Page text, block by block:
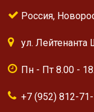
Россия,
ул.
Пн - Пт 8.00 -
+7 (952) 812-